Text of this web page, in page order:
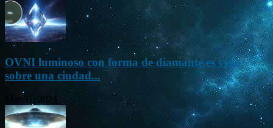
OVNI luminoso con forma de diamante es visto
sobre una ciudad...
Mar 31, 2024